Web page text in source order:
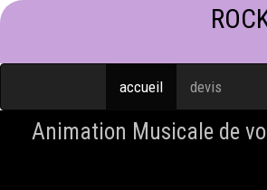
accueil devis
Animation Musicale de